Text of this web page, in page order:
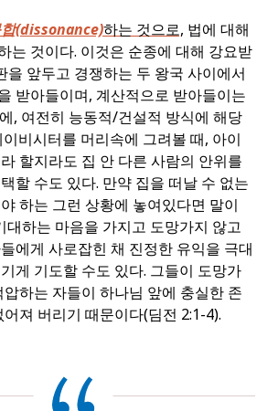
(dissonance)하는 것으로, 법에 대해
는 것이다. 이것은 순종에 대해 강요받
을 앞두고 경쟁하는 두 왕국 사이에서
받아들이며, 계산적으로 받아들이는
, 여전히 능동적/건설적 방식에 해당
비시터를 머리속에 그려볼 때, 아이
할지라도 집 안 다른 사람의 안위를
할 수도 있다. 만약 집을 떠날 수 없는
하는 그런 상황에 놓여있다면 말이
대하는 마음을 가지고 도망가지 않고
에게 사로잡힌 채 진정한 유익을 극대
게 기도할 수도 있다. 그들이 도망가
하는 자들이 하나님 앞에 충실한 존
져 버리기 때문이다(딤전 2:1-4).